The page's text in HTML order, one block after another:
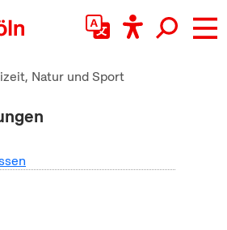
Natur und Sport